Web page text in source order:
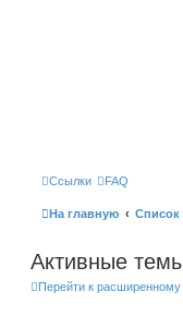
Ссылки FAQ
На главную
Активные
Перейти к расширенному